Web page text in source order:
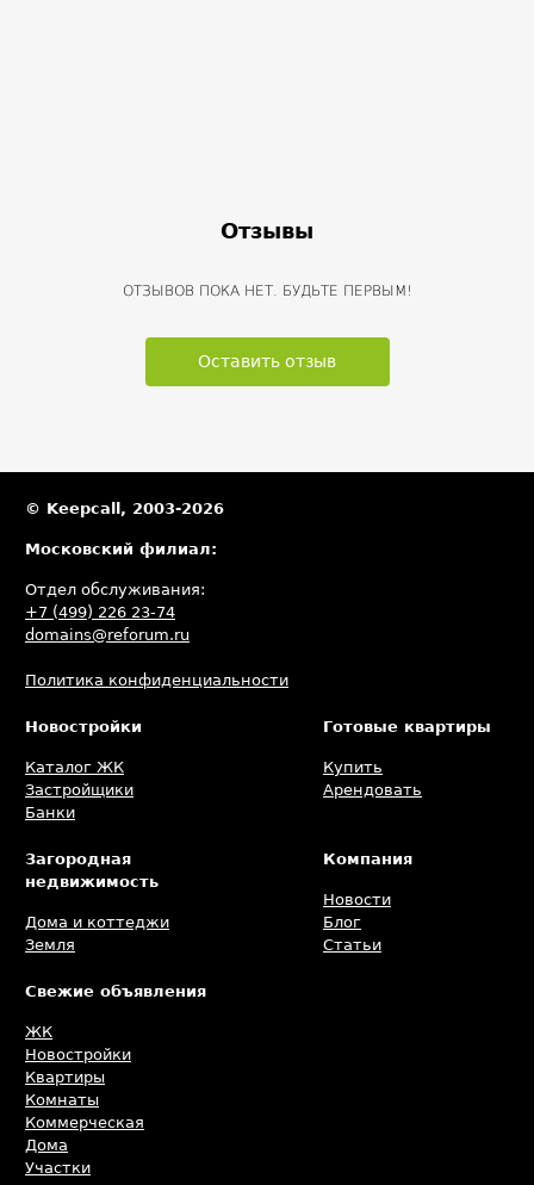
Отзывы
ОТЗЫВОВ ПОКА НЕТ. БУДЬТЕ ПЕРВЫМ!
Оставить отзыв
© Keepcall, 2003-2026
Московский филиал:
Отдел обслуживания:
+7 (499) 226 23-74
domains@reforum.ru
Политика конфиденциальности
Новостройки
Каталог ЖК
Застройщики
Банки
Готовые квартиры
Купить
Арендовать
Загородная
недвижимость
Дома и коттеджи
Земля
Компания
Новости
Блог
Статьи
Свежие объявления
ЖК
Новостройки
Квартиры
Комнаты
Коммерческая
Дома
Участки